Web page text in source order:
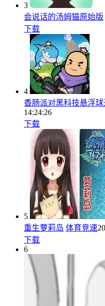
3
会说话的汤姆猫原始版
下载
4
香肠派对黑科技悬浮
14:24:26
下载
5
重生萝莉岛 体育竞速
下载
6